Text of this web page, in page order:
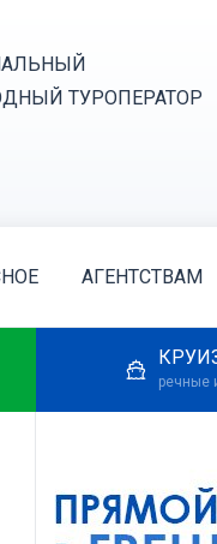
ТУРОПЕРАТОР
АГЕНТСТВАМ
речные